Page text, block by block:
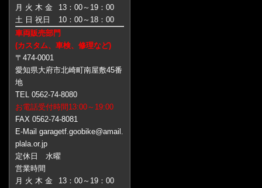
月 火 木 金
13：00～19：00
土 日 祝日
10：00～18：00
車両販売部門
(カスタム、車検、修理など)
〒474-0001
愛知県大府市北崎町南屋敷45番
地
TEL 0562-74-8080
お電話受付時間13:00～19:00
FAX 0562-74-8081
E-Mail garagetf.goobike@amail.
plala.or.jp
定休日 水曜
営業時間
月 火 木 金
13：00～19：00